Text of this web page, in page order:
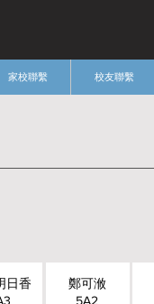
家校聯繫 校友聯繫
日香
鄭可浟
5A2